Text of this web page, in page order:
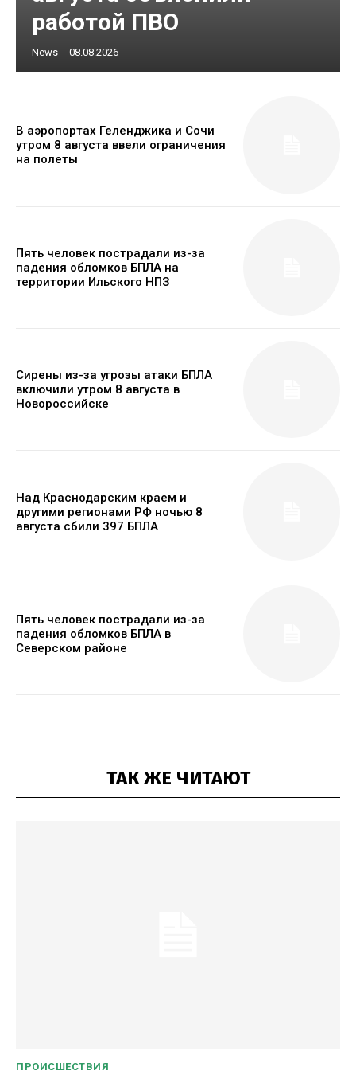
работой ПВО
News - 08.08.2026
В аэропортах Геленджика и Сочи
утром 8 августа ввели ограничения
на полеты
Пять человек пострадали из-за
падения обломков БПЛА на
территории Ильского НПЗ
Сирены из-за угрозы атаки БПЛА
включили утром 8 августа в
Новороссийске
Над Краснодарским краем и
другими регионами РФ ночью 8
августа сбили 397 БПЛА
Пять человек пострадали из-за
падения обломков БПЛА в
Северском районе
ТАК ЖЕ ЧИТАЮТ
ПРОИСШЕСТВИЯ